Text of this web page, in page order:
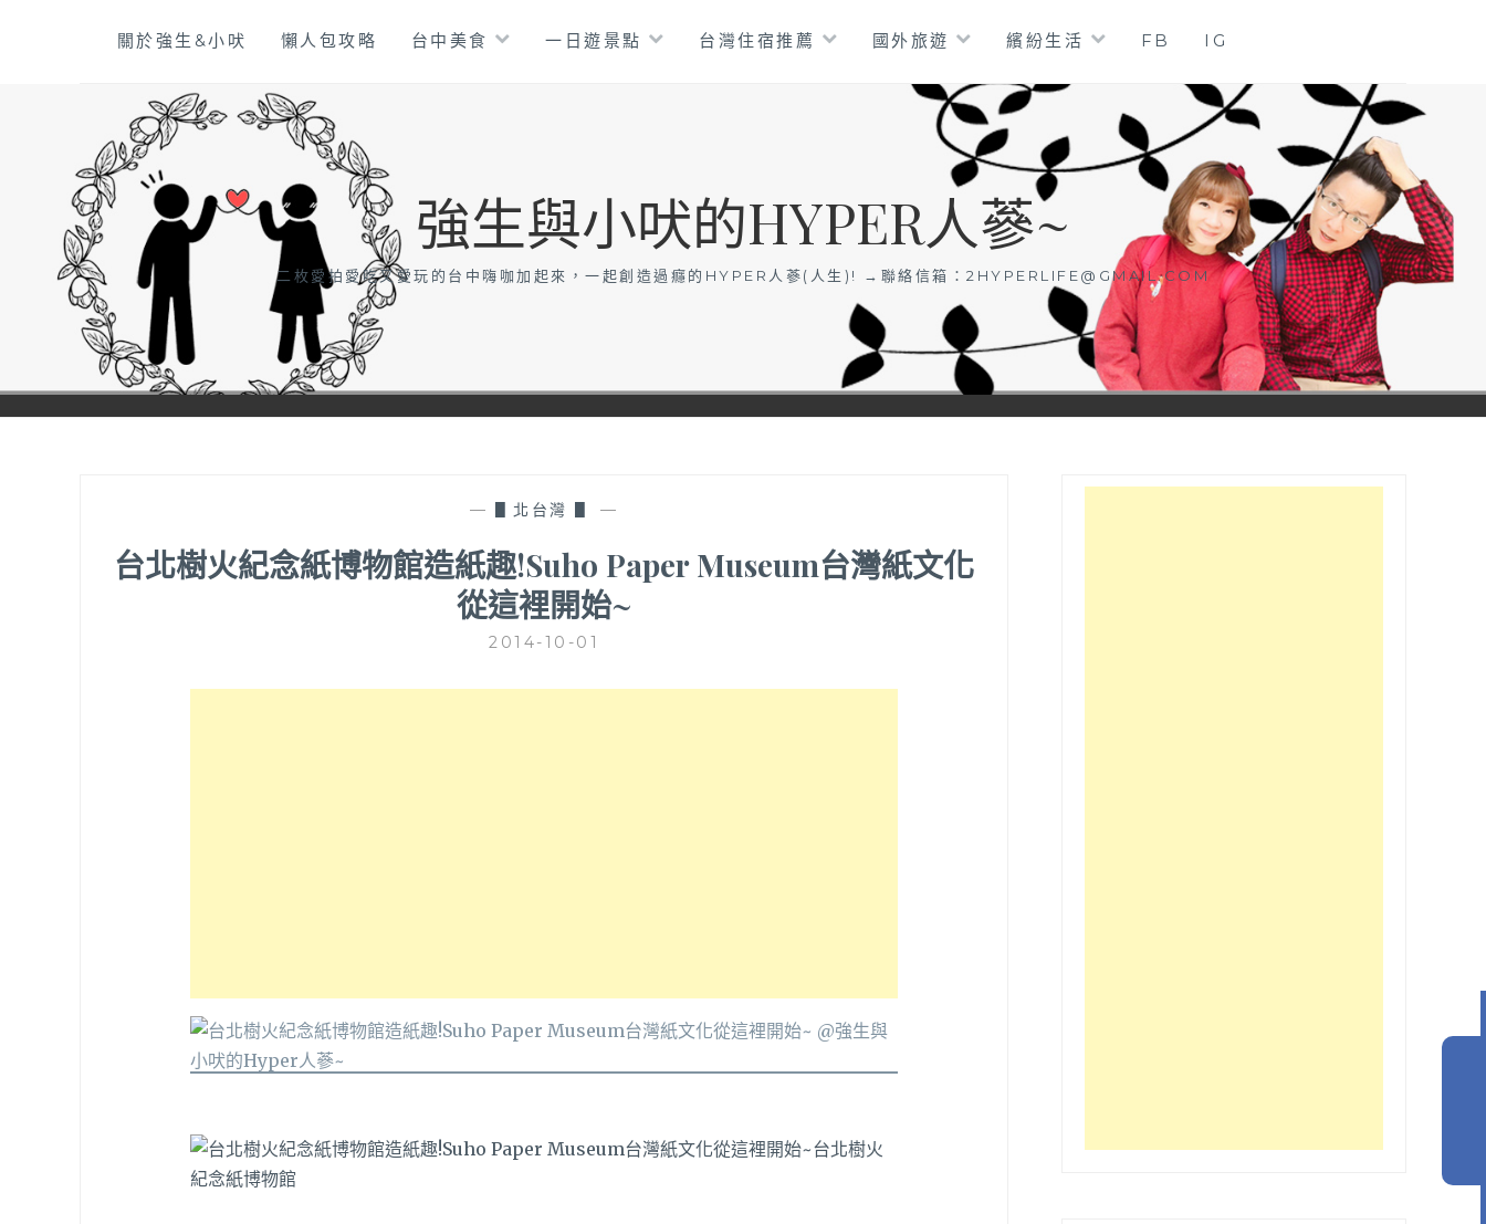
關於強生&小吠 懶人包攻略 台中美食 一日遊景點 台灣住宿推薦 國外旅遊 繽紛生活 FB IG
強生與小吠的HYPER人蔘~
二枚愛拍愛吃又愛玩的台中嗨咖加起來，一起創造過癮的HYPER人蔘(人生)! →聯絡信箱： 2HYPERLIFE@GMAIL.COM
— ▋北台灣 ▋ —
台北樹火紀念紙博物館造紙趣!Suho Paper Museum台灣紙文化
從這裡開始~
2014-10-01
台北樹火
紀念紙博物館